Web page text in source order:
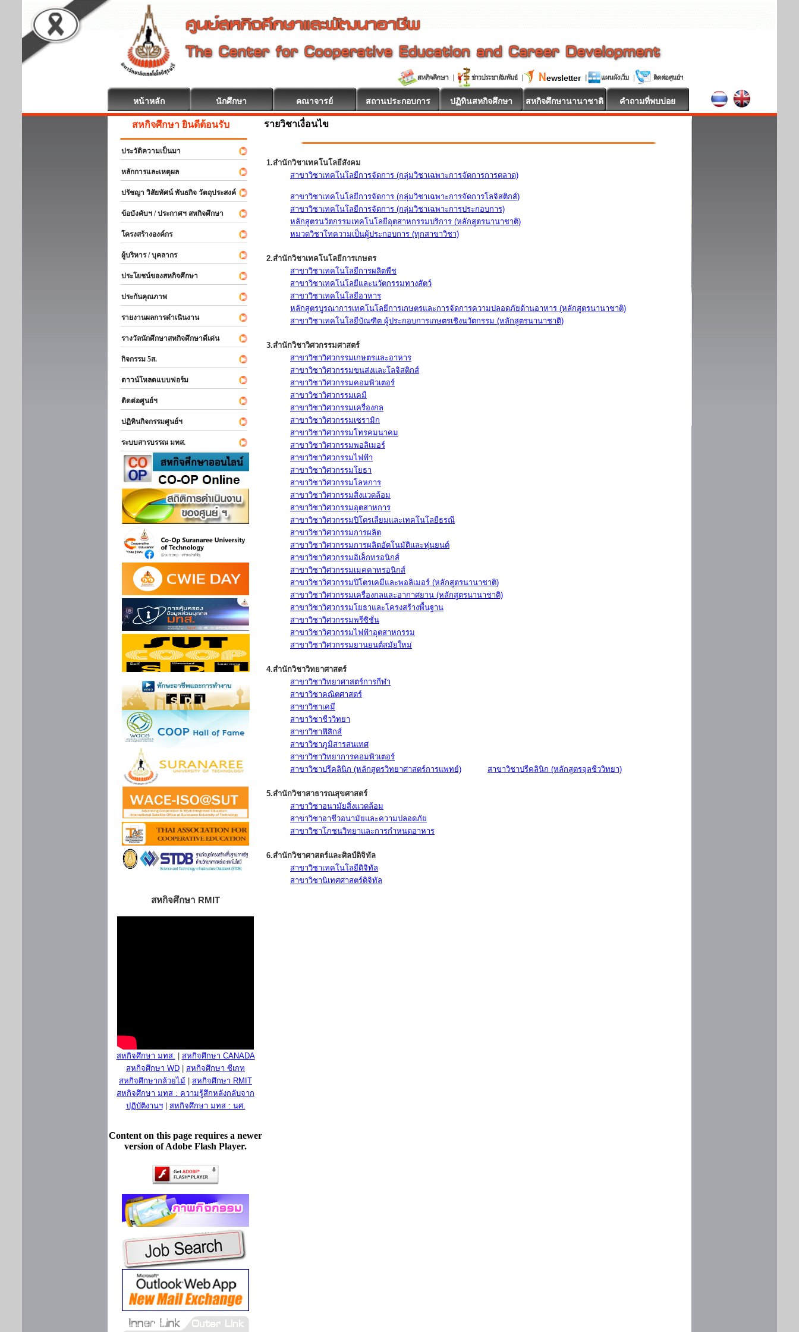
หน้าหลัก นักศึกษา คณาจารย์ สถานประกอบการ ปฏิทินสหกิจศึกษา สหกิจศึกษานานาชาติ คำถามที่พบบ่อย
สหกิจศึกษา ยินดีต้อนรับ
ประวัติความเป็นมา
หลักการและเหตุผล
ปรัชญา วิสัยทัศน์ พันธกิจ วัตถุประสงค์
ข้อบังคับฯ / ประกาศฯ สหกิจศึกษา
โครงสร้างองค์กร
ผู้บริหาร / บุคลากร
ประโยชน์ของสหกิจศึกษา
ประกันคุณภาพ
รายงานผลการดำเนินงาน
รางวัลนักศึกษาสหกิจศึกษาดีเด่น
กิจกรรม 5ส.
ดาวน์โหลดแบบฟอร์ม
ติดต่อศูนย์ฯ
ปฏิทินกิจกรรมศูนย์ฯ
ระบบสารบรรณ มทส.
สหกิจศึกษา RMIT
สหกิจศึกษา มทส.
สหกิจศึกษา CANADA
สหกิจศึกษา WD
สหกิจศึกษา ซีเกท
สหกิจศึกษากล้วยไม้
สหกิจศึกษา RMIT
สหกิจศึกษา มทส : ความรู้สึกหลังกลับจาก
ปฏิบัติงานฯ| สหกิจศึกษา มทส : นศ.
Content on this page requires a newer
version of Adobe Flash Player.
รายวิชาเงื่อนไข
1.สำนักวิชาเทคโนโลยีสังคม
สาขาวิชาเทคโนโลยีการจัดการ (กลุ่มวิชาเฉพาะการจัดการการตลาด)
สาขาวิชาเทคโนโลยีการจัดการ (กลุ่มวิชาเฉพาะการจัดการโลจิสติกส์)
สาขาวิชาเทคโนโลยีการจัดการ (กลุ่มวิชาเฉพาะการประกอบการ)
หลักสูตรนวัตกรรมเทคโนโลยีอุตสาหกรรมบริการ (หลักสูตรนานาชาติ)
หมวดวิชาโทความเป็นผู้ประกอบการ (ทุกสาขาวิชา)
2.สำนักวิชาเทคโนโลยีการเกษตร
สาขาวิชาเทคโนโลยีการผลิตพืช
สาขาวิชาเทคโนโลยีและนวัตกรรมทางสัตว์
สาขาวิชาเทคโนโลยีอาหาร
หลักสูตรบูรณาการเทคโนโลยีการเกษตรและการจัดการความปลอดภัยด้านอาหาร (หลักสูตรนานาชาติ)
สาขาวิชาเทคโนโลยีบัณฑิต ผู้ประกอบการเกษตรเชิงนวัตกรรม (หลักสูตรนานาชาติ)
3.สำนักวิชาวิศวกรรมศาสตร์
สาขาวิชาวิศวกรรมเกษตรและอาหาร
สาขาวิชาวิศวกรรมขนส่งและโลจิสติกส์
สาขาวิชาวิศวกรรมคอมพิวเตอร์
สาขาวิชาวิศวกรรมเคมี
สาขาวิชาวิศวกรรมเครื่องกล
สาขาวิชาวิศวกรรมเซรามิก
สาขาวิชาวิศวกรรมโทรคมนาคม
สาขาวิชาวิศวกรรมพอลิเมอร์
สาขาวิชาวิศวกรรมไฟฟ้า
สาขาวิชาวิศวกรรมโยธา
สาขาวิชาวิศวกรรมโลหการ
สาขาวิชาวิศวกรรมสิ่งแวดล้อม
สาขาวิชาวิศวกรรมอุตสาหการ
สาขาวิชาวิศวกรรมปิโตรเลียมและเทคโนโลยีธรณี
สาขาวิชาวิศวกรรมการผลิต
สาขาวิชาวิศวกรรมการผลิตอัตโนมัติและหุ่นยนต์
สาขาวิชาวิศวกรรมอิเล็กทรอนิกส์
สาขาวิชาวิศวกรรมเมคคาทรอนิกส์
สาขาวิชาวิศวกรรมปิโตรเคมีและพอลิเมอร์ (หลักสูตรนานาชาติ)
สาขาวิชาวิศวกรรมเครื่องกลและอากาศยาน (หลักสูตรนานาชาติ)
สาขาวิชาวิศวกรรมโยธาและโครงสร้างพื้นฐาน
สาขาวิชาวิศวกรรมพรีซิชั่น
สาขาวิชาวิศวกรรมไฟฟ้าอุตสาหกรรม
สาขาวิชาวิศวกรรมยานยนต์สมัยใหม่
4.สำนักวิชาวิทยาศาสตร์
สาขาวิชาวิทยาศาสตร์การกีฬา
สาขาวิชาคณิตศาสตร์
สาขาวิชาเคมี
สาขาวิชาชีววิทยา
สาขาวิชาฟิสิกส์
สาขาวิชาภูมิสารสนเทศ
สาขาวิชาวิทยาการคอมพิวเตอร์
สาขาวิชาปรีคลินิก (หลักสูตรวิทยาศาสตร์การแพทย์)
สาขาวิชาปรีคลินิก (หลักสูตรจุลชีววิทยา)
5.สำนักวิชาสาธารณสุขศาสตร์
สาขาวิชาอนามัยสิ่งแวดล้อม
สาขาวิชาอาชีวอนามัยและความปลอดภัย
สาขาวิชาโภชนวิทยาและการกำหนดอาหาร
6.สำนักวิชาศาสตร์และศิลป์ดิจิทัล
สาขาวิชาเทคโนโลยีดิจิทัล
สาขาวิชานิเทศศาสตร์ดิจิทัล